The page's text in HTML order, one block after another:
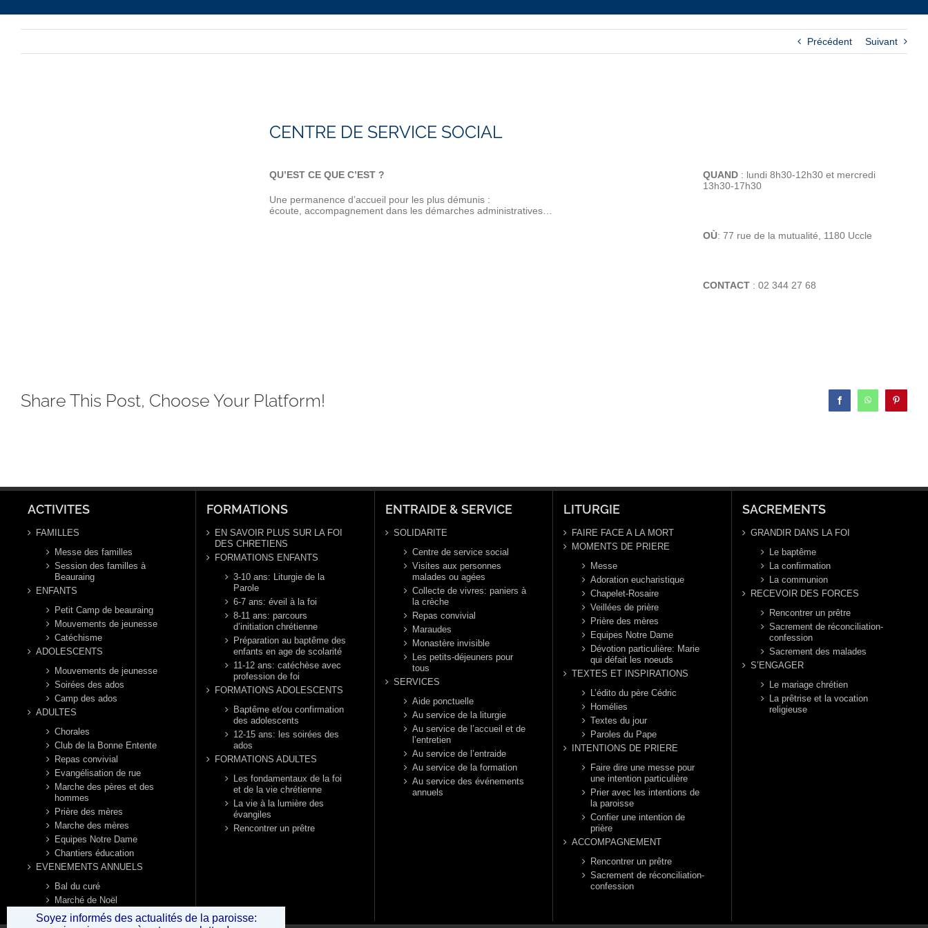
Précédent Suivant
CENTRE DE SERVICE SOCIAL
QU’EST CE QUE C’EST ?
Une permanence d’accueil pour les plus démunis :
écoute, accompagnement dans les démarches administratives…
QUAND : lundi 8h30-12h30 et mercredi
13h30-17h30
OÙ: 77 rue de la mutualité, 1180 Uccle
CONTACT : 02 344 27 68
Share This Post, Choose Your Platform! FacebookWhatsApp
ACTIVITES
FAMILLES
Messe des familles
Session des familles à
Beauraing
ENFANTS
Petit Camp de beauraing
Mouvements de jeunesse
Catéchisme
ADOLESCENTS
Mouvements de jeunesse
Soirées des ados
Camp des ados
ADULTES
Chorales
Club de la Bonne Entente
Repas convivial
Evangélisation de rue
Marche des pères et des
hommes
Prière des mères
Marche des mères
Equipes Notre Dame
Chantiers éducation
EVENEMENTS ANNUELS
Bal du curé
Marché de Noël
Puces nautiques
FORMATIONS
EN SAVOIR PLUS SUR LA FOI
DES CHRETIENS
FORMATIONS ENFANTS
3-10 ans: Liturgie de la
Parole
6-7 ans: éveil à la foi
8-11 ans: parcours
d’initiation chrétienne
Préparation au baptême des
enfants en age de scolarité
11-12 ans: catéchèse avec
profession de foi
FORMATIONS ADOLESCENTS
Baptême et/ou confirmation
des adolescents
12-15 ans: les soirées des
ados
FORMATIONS ADULTES
Les fondamentaux de la foi
et de la vie chrétienne
La vie à la lumière des
évangiles
Rencontrer un prêtre
ENTRAIDE & SERVICE
SOLIDARITE
Centre de service social
Visites aux personnes
malades ou agées
Collecte de vivres: paniers à
la crèche
Repas convivial
Maraudes
Monastère invisible
Les petits-déjeuners pour
tous
SERVICES
Aide ponctuelle
Au service de la liturgie
Au service de l’accueil et de
l’entretien
Au service de l’entraide
Au service de la formation
Au service des événements
annuels
LITURGIE
FAIRE FACE A LA MORT
MOMENTS DE PRIERE
Messe
Adoration eucharistique
Chapelet-Rosaire
Veillées de prière
Prière des mères
Equipes Notre Dame
Dévotion particulière: Marie
qui défait les noeuds
TEXTES ET INSPIRATIONS
L’édito du père Cédric
Homélies
Textes du jour
Paroles du Pape
INTENTIONS DE PRIERE
Faire dire une messe pour
une intention particulière
Prier avec les intentions de
la paroisse
Confier une intention de
prière
ACCOMPAGNEMENT
Rencontrer un prêtre
Sacrement de réconciliation-
confession
SACREMENTS
GRANDIR DANS LA FOI
Le baptême
La confirmation
La communion
RECEVOIR DES FORCES
Rencontrer un prêtre
Sacrement de réconciliation-
confession
Sacrement des malades
S’ENGAGER
Le mariage chrétien
La prêtrise et la vocation
religieuse
Soyez informés des actualités de la paroisse: